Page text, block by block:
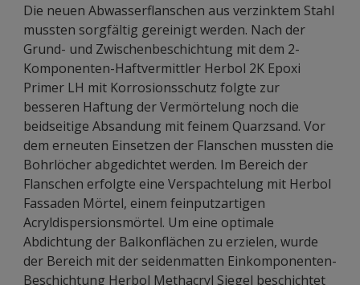
Die neuen Abwasserflanschen aus verzinktem Stahl
mussten sorgfältig gereinigt werden. Nach der
Grund- und Zwischenbeschichtung mit dem 2-
Komponenten-Haftvermittler Herbol 2K Epoxi
Primer LH mit Korrosionsschutz folgte zur
besseren Haftung der Vermörtelung noch die
beidseitige Absandung mit feinem Quarzsand. Vor
dem erneuten Einsetzen der Flanschen mussten die
Bohrlöcher abgedichtet werden. Im Bereich der
Flanschen erfolgte eine Verspachtelung mit Herbol
Fassaden Mörtel, einem feinputzartigen
Acryldispersionsmörtel. Um eine optimale
Abdichtung der Balkonflächen zu erzielen, wurde
der Bereich mit der seidenmatten Einkomponenten-
Beschichtung Herbol Methacryl Siegel beschichtet